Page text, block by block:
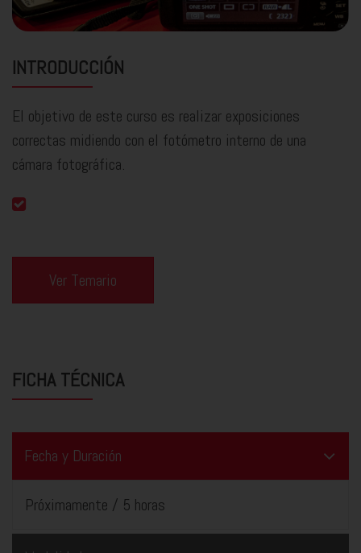
INTRODUCCIÓN
El objetivo de este curso es realizar exposiciones
correctas midiendo con el fotómetro interno de una
cámara fotográfica.
Ver Temario
FICHA TÉCNICA
Fecha y Duración
Próximamente / 5 horas